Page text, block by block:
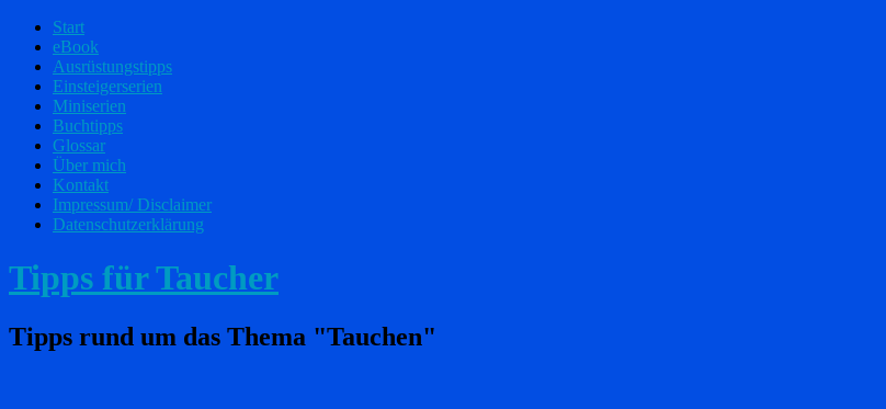
Start
eBook
Ausrüstungstipps
Einsteigerserien
Miniserien
Buchtipps
Glossar
Über mich
Kontakt
Impressum/ Disclaimer
Datenschutzerklärung
Tipps für Taucher
Tipps rund um das Thema "Tauchen"